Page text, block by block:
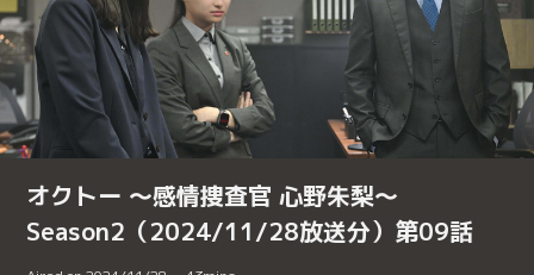
オクトー ～感情捜査官 心野朱梨～
Season2（2024/11/28放送分）第09話